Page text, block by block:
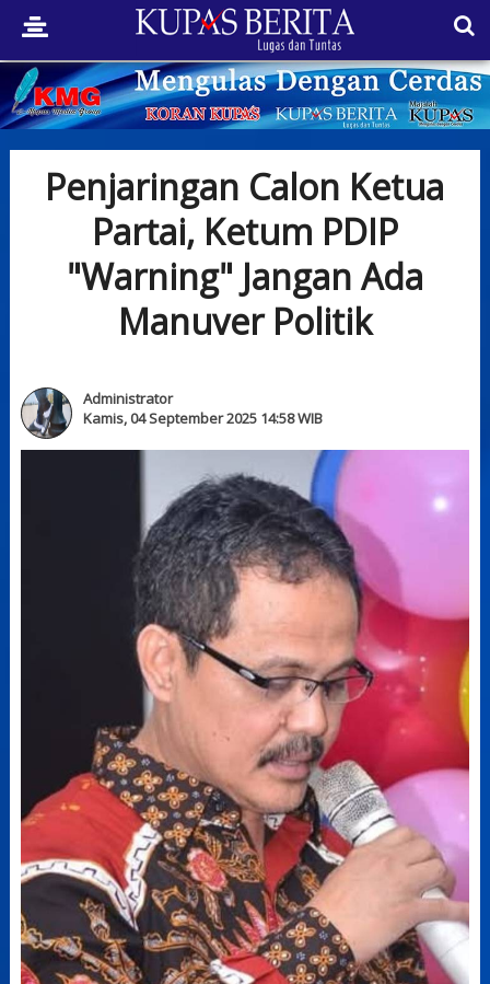
Penjaringan Calon Ketua
Partai, Ketum PDIP
"Warning" Jangan Ada
Manuver Politik
Administrator
Kamis, 04 September 2025 14:58 WIB